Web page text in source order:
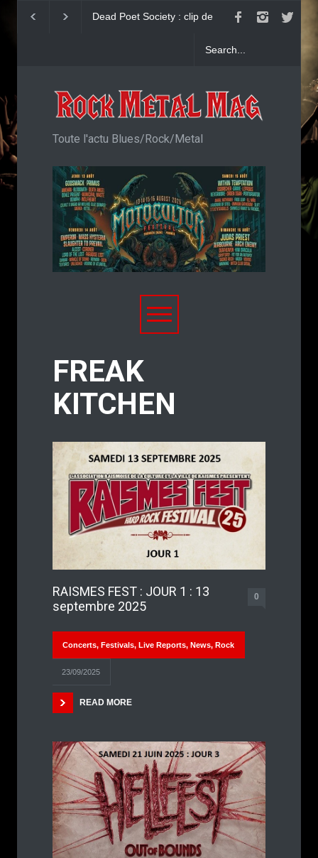
Dead Poet Society : clip de
John Diva & The Rockets
Love : Single
Toute l'actu Blues/Rock/Metal
FREAK
KITCHEN
RAISMES FEST : JOUR 1 : 13
septembre 2025
0
Concerts, Festivals, Live Reports, News, Rock
23/09/2025
READ MORE